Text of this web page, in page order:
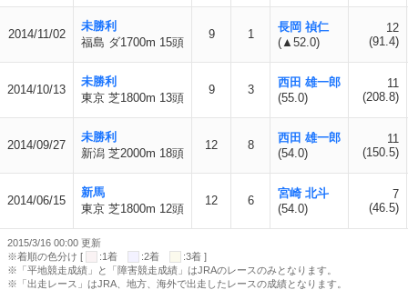
2014/11/02
未勝利
福島 ダ1700m 15頭
9 1
長岡 禎仁
(▲52.0)
12
(91.4)
2014/10/13
未勝利
東京 芝1800m 13頭
9 3
西田 雄一郎
(55.0)
11
(208.8)
2014/09/27
未勝利
新潟 芝2000m 18頭
12 8
西田 雄一郎
(54.0)
11
(150.5)
2014/06/15
新馬
東京 芝1800m 12頭
12 6
宮崎 北斗
(54.0)
7
(46.5)
2015/3/16 00:00 更新
※着順の色分け [
:1着 :2着
:3着 ]
※「平地競走成績」と「障害競走成績」はJRAのレースのみとなります。
※「出走レース」はJRA、地方、海外で出走したレースの成績となります。